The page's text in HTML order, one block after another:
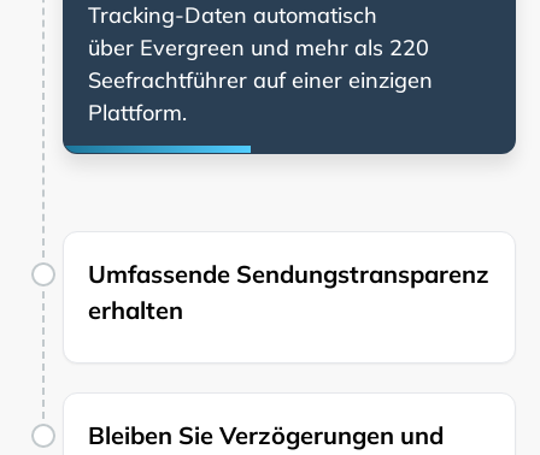
Tracking-Daten automatisch
über
und mehr als 220
Seefrachtführer auf einer einzigen
Plattform.
Umfassende Sendungstransparenz
erhalten
Bleiben Sie Verzögerungen und